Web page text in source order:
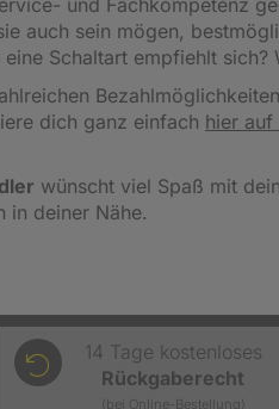
auch sein mögen,
Schaltart empfiehlt sich?
dich ganz einfach hier auf
wünscht viel Spaß mit
in deiner Nähe.
14 Tage kostenloses
Rückgaberecht
(bei Online-Bestellung)